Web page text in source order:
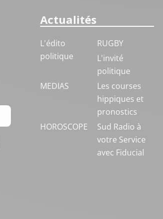
Actualités
L'édito
politique
RUGBY
L'invité
politique
MEDIAS
Les courses
hippiques et
pronostics
HOROSCOPE
Sud Radio à
votre Service
avec Fiducial